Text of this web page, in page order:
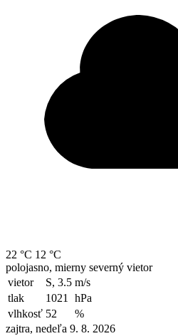
22 °C 12 °C
polojasno, mierny severný vietor
vietor
S, 3.5 m/s
tlak
1021
hPa
vlhkosť 52
%
zajtra, nedeľa 9. 8. 2026